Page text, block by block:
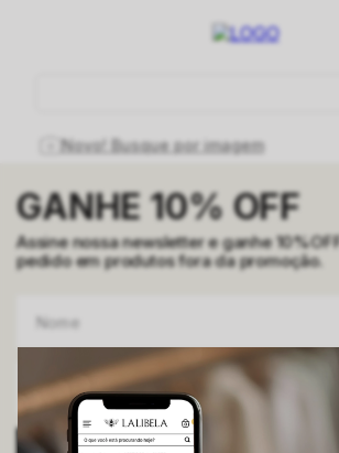
Novo! Busque por imagem
GANHE 10% OFF
Assine nossa newsletter e ganhe
pedido em produtos fora da promoção.